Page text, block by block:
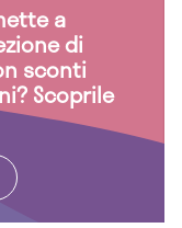
a
di
sconti
Scoprile